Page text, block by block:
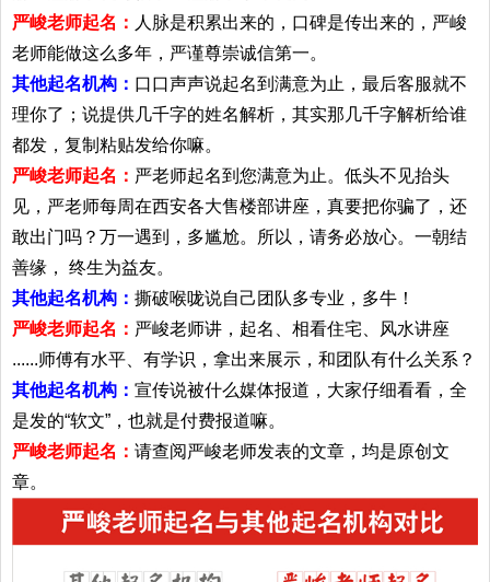
严峻老师起名： 人脉是积累出来的，口碑是传出来的，严峻
老师能做这么多年，严谨尊崇诚信第一。
其他起名机构： 口口声声说起名到满意为止，最后客服就不
理你了；说提供几千字的姓名解析，其实那几千字解析给谁
都发，复制粘贴发给你嘛。
严峻老师起名： 严老师起名到您满意为止。低头不见抬头
见，严老师每周在西安各大售楼部讲座，真要把你骗了，还
敢出门吗？万一遇到，多尴尬。所以，请务必放心。一朝结
善缘， 终生为益友。
其他起名机构： 撕破喉咙说自己团队多专业，多牛！
严峻老师起名： 严峻老师讲，起名、相看住宅、风水讲座
......师傅有水平、有学识，拿出来展示，和团队有什么关系？
其他起名机构： 宣传说被什么媒体报道，大家仔细看看，全
是发的“软文”，也就是付费报道嘛。
严峻老师起名： 请查阅严峻老师发表的文章，均是原创文
章。